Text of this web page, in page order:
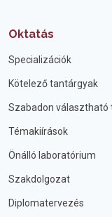
Oktatás
Specializációk
Kötelező tantárgyak
Szabadon választható
Témakiírások
Önálló laboratórium
Szakdolgozat
Diplomatervezés